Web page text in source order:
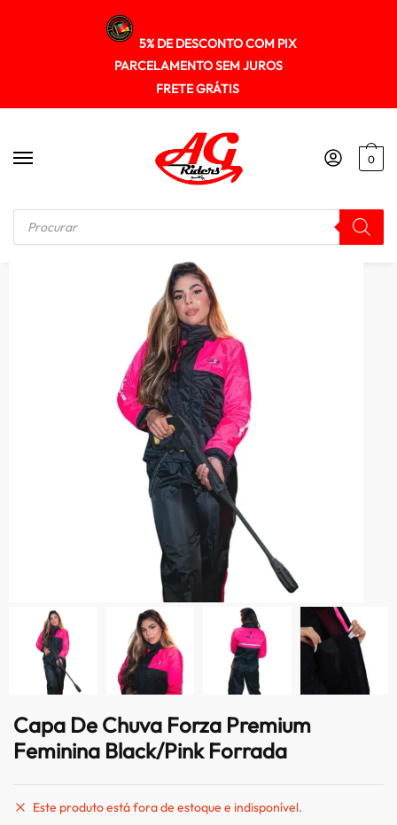
5% DE DESCONTO COM PIX
PARCELAMENTO SEM JUROS
FRETE GRÁTIS
0
Início / CAPA DE CHUVA Capa De Chuva Forza Premium Feminina Black/Pink Forrada
Capa De Chuva Forza Premium
Feminina Black/Pink Forrada
Este produto está fora de estoque e indisponível.